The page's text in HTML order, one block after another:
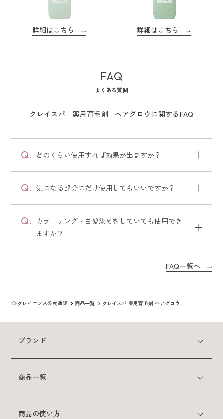
詳細はこちら 詳細はこちら
FAQ
よくある質問
クレイスパ 薬用育毛剤 ヘアグロウに関するFAQ
どのくらい使用すれば効果が出ますか？
気になる部分にだけ使用してもいいですか？
カラーリング・白髪染めをしていても使用でき
ますか？
FAQ一覧へ
クレイエンス公式通販 商品一覧 クレイスパ 薬用育毛剤 ヘアグロウ
ブランド
商品一覧
商品の使い方